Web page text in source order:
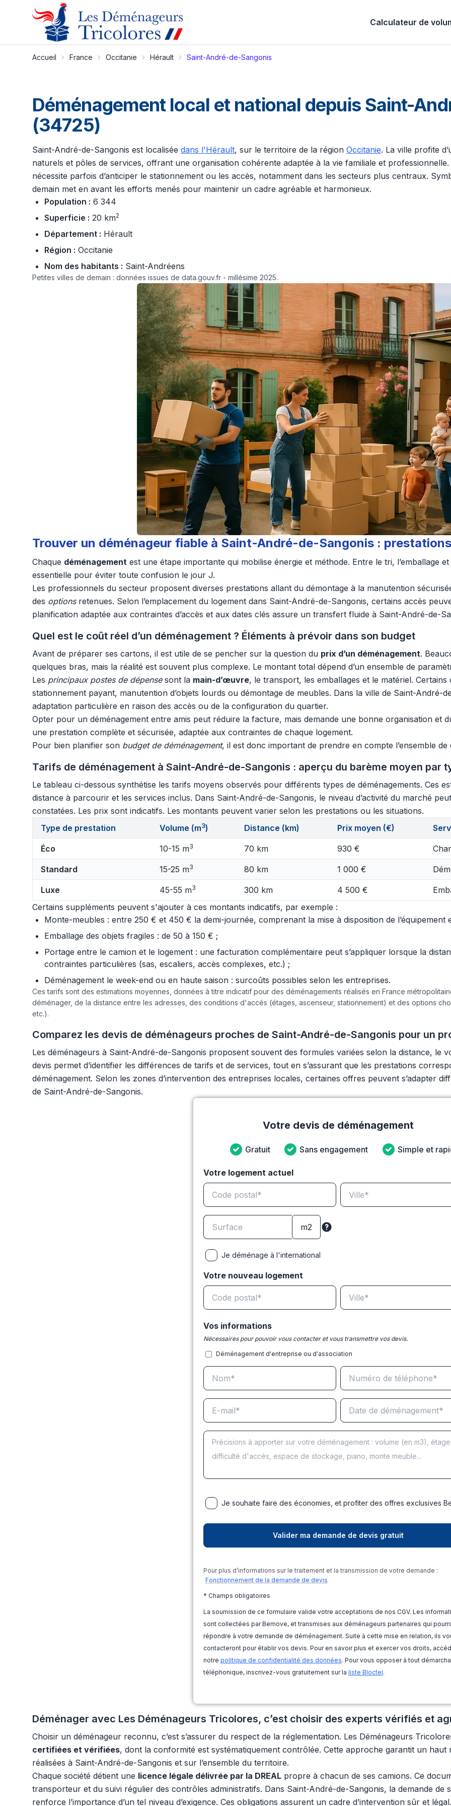
Calculateur de
Accueil France Occitanie Hérault Saint-André-de-Sangonis
Déménagement local et national depuis Saint-
(34725)
Saint-André-de-Sangonis est localisée dans l'Hérault, sur le territoire de la région Occitanie. La ville profite
naturels et pôles de services, offrant une organisation cohérente adaptée à la vie familiale et
nécessite parfois d’anticiper le stationnement ou les accès, notamment dans les secteurs plus centraux.
demain met en avant les efforts menés pour maintenir un cadre agréable et harmonieux.
Population : 6 344
Superficie : 20 km2
Département : Hérault
Région : Occitanie
Nom des habitants : Saint-Andréens
Petites villes de demain : données issues de data.gouv.fr - millésime 2025.
Trouver un déménageur fiable à Saint-André-de-Sangonis :
Chaque déménagement est une étape importante qui mobilise énergie et méthode. Entre le tri, l’emballage
essentielle pour éviter toute confusion le jour J.
Les professionnels du secteur proposent diverses prestations allant du démontage à la manutention
des optionsretenues. Selon l’emplacement du logement dans Saint-André-de-Sangonis, certains accès
planification adaptée aux contraintes d’accès et aux dates clés assure un transfert fluide à Saint-André-de-
Quel est le coût réel d’un déménagement ? Éléments à prévoir dans son budget
Avant de préparer ses cartons, il est utile de se pencher sur la question du prix d’un déménagement.
quelques bras, mais la réalité est souvent plus complexe. Le montant total dépend d’un ensemble de
Les principaux postes de dépensesont la main-d’œuvre, le transport, les emballages et le matériel.
stationnement payant, manutention d’objets lourds ou démontage de meubles. Dans la ville de Saint-André-
adaptation particulière en raison des accès ou de la configuration du quartier.
Opter pour un déménagement entre amis peut réduire la facture, mais demande une bonne organisation et
une prestation complète et sécurisée, adaptée aux contraintes de chaque logement.
Pour bien planifier son budget de déménagement, il est donc important de prendre en compte l’ensemble
Tarifs de déménagement à Saint-André-de-Sangonis : aperçu du barème moyen par
Le tableau ci-dessous synthétise les tarifs moyens observés pour différents types de déménagements. Ces
distance à parcourir et les services inclus. Dans Saint-André-de-Sangonis, le niveau d’activité du marché
constatées. Les prix sont indicatifs. Les montants peuvent varier selon les prestations ou les situations.
Type de prestation
Volume (m3) Distance (km) Prix moyen (€)
Éco 10-15 m3 70 km 930 €
Standard 15-25 m3 80 km 1 000 €
Luxe 45-55 m3 300 km 4 500 €
Certains suppléments peuvent s'ajouter à ces montants indicatifs, par exemple :
Monte-meubles : entre 250 € et 450 € la demi-journée, comprenant la mise à disposition de l’équipement
Emballage des objets fragiles : de 50 à 150 € ;
Portage entre le camion et le logement : une facturation complémentaire peut s’appliquer lorsque la
contraintes particulières (sas, escaliers, accès complexes, etc.) ;
Déménagement le week-end ou en haute saison : surcoûts possibles selon les entreprises.
Ces tarifs sont des estimations moyennes, données à titre indicatif pour des déménagements réalisés en France
déménager, de la distance entre les adresses, des conditions d'accés (étages, ascenseur, stationnement) et des options
etc.).
Comparez les devis de déménageurs proches de Saint-André-de-Sangonis pour un
Les déménageurs à Saint-André-de-Sangonis proposent souvent des formules variées selon la distance, le
devis permet d’identifier les différences de tarifs et de services, tout en s’assurant que les prestations
déménagement. Selon les zones d’intervention des entreprises locales, certaines offres peuvent s’adapter
de Saint-André-de-Sangonis.
Votre devis de déménagement
Gratuit Sans engagement Simple et
Votre logement actuel
Je déménage à l'international
Votre nouveau logement
Vos informations
Nécessaires pour pouvoir vous contacter et vous transmettre vos devis.
Déménagement d'entreprise ou d'association
Je souhaite faire des économies, et profiter des offres exclusives
Pour plus d’informations sur le traitement et la transmission de votre demande :
Fonctionnement de la demande de devis
* Champs obligatoires
La soumission de ce formulaire valide votre acceptations de nos CGV. Les
sont collectées par Bemove, et transmises aux déménageurs partenaires qui
répondre à votre demande de déménagement. Suite à cette mise en relation, ils
contacteront pour établir vos devis. Pour en savoir plus et exercer vos droits,
notre politique de confidentialité des données. Pour vous opposer à tout
téléphonique, inscrivez-vous gratuitement sur la liste Bloctel.
Déménager avec Les Déménageurs Tricolores, c’est choisir des experts vérifiés et
Choisir un déménageur reconnu, c’est s’assurer du respect de la réglementation. Les Déménageurs
certifiées et vérifiées, dont la conformité est systématiquement contrôlée. Cette approche garantit un
réalisées à Saint-André-de-Sangonis et sur l’ensemble du territoire.
Chaque société détient une licence légale délivrée par la DREAL propre à chacun de ses camions. Ce
transporteur et du suivi régulier des contrôles administratifs. Dans Saint-André-de-Sangonis, la demande de
renforce l’importance d’un tel niveau d’exigence. Ces obligations assurent un cadre d’intervention sûr et légal.